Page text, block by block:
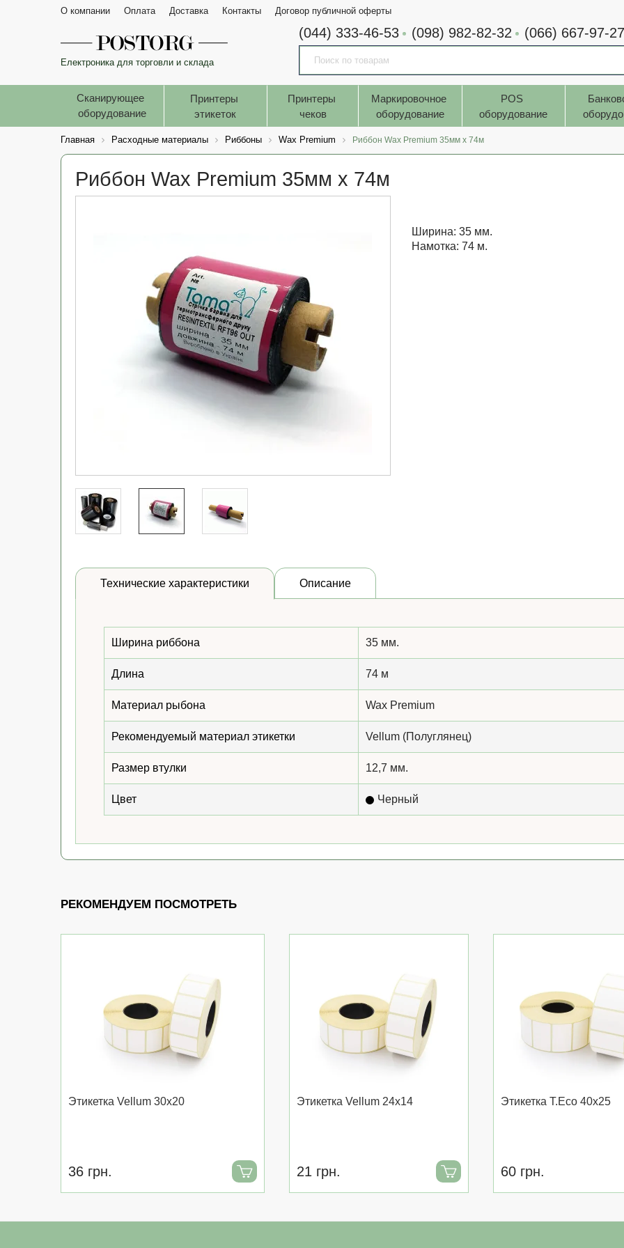
О компании Оплата Доставка Контакты Договор публичной оферты
Електроника для торговли и склада
(044) 333-46-53 (098) 982-82-32 (066) 667-97-27
Сканирующее
оборудование
Принтеры
этикеток
Принтеры
чеков
Маркировочное
оборудование
POS
оборудование
Главная Расходные материалы Риббоны Wax Premium Риббон Wax Premium 35мм x 74м
Риббон Wax Premium 35мм x 74м
Ширина: 35 мм.
Намотка: 74 м.
Технические характеристики Описание
Ширина риббона 35 мм.
Длина 74 м
Материал рыбона Wax Premium
Рекомендуемый материал этикетки Vellum (Полуглянец)
Размер втулки 12,7 мм.
Цвет Черный
РЕКОМЕНДУЕМ ПОСМОТРЕТЬ
Этикетка Vellum 30x20
36 грн.
Этикетка Vellum 24x14
21 грн.
Этикетка T.Eco 40x25
60 грн.